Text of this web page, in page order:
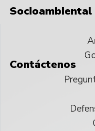
Socioambiental
Contáctenos